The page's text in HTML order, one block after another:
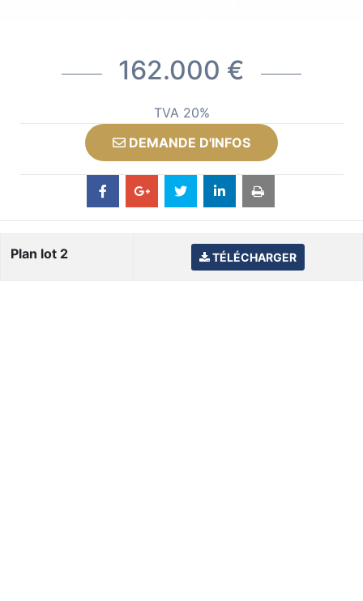
162.000 €
TVA 20%
DEMANDE D'INFOS
Plan lot 2 TÉLÉCHARGER